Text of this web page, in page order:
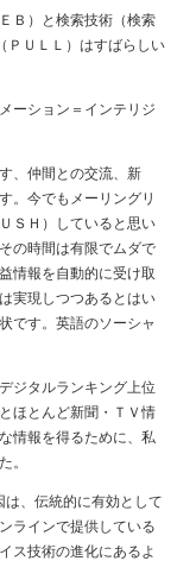
Ｂ）と検索技術（検索
ＰＵＬＬ）はすばらしい
ーション＝インテリジ
、仲間との交流、新
。今でもメーリングリ
ＳＨ）していると思い
の時間は有限でムダで
情報を自動的に受け取
実現しつつあるとはい
です。英語のソーシャ
ジタルランキング上位
ほとんど新聞・ＴＶ情
情報を得るために、私
。
、伝統的に有効として
ラインで提供している
ス技術の進化にあるよ